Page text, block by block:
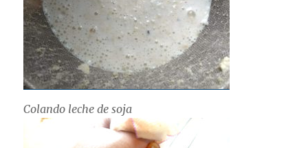
Colando leche de soja